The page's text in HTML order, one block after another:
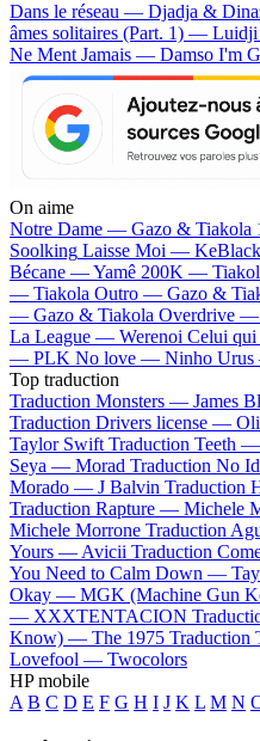
Dans le réseau — Djadja &
âmes solitaires (Part. 1) — Luidji
Ne Ment Jamais — Damso I'm
On aime
Notre Dame — Gazo & Tiakola
Soolking Laisse Moi — KeBlack
Bécane —Yamê 200K —
— Tiakola Outro — Gazo &
— Gazo & Tiakola Overdrive —
La League — Werenoi Celui
— PLK No love — Ninho
Top traduction
Traduction Monsters — James
Traduction Drivers license —
Taylor Swift Traduction Teeth —
Seya — Morad Traduction No
Morado — J Balvin Traduction
Traduction Rapture — Michele
Michele Morrone Traduction
Yours —Avicii Traduction
You Need to Calm Down —
Okay — MGK (Machine Gun
— XXXTENTACION
Know) — The 1975
Lovefool — Twocolors
HP mobile
A B C D E F G H I J K L M N